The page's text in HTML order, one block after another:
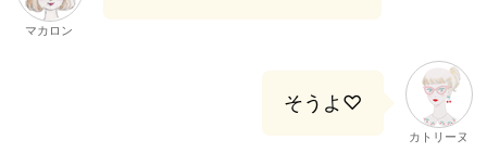
マカロン
そうよ♡
カトリーヌ